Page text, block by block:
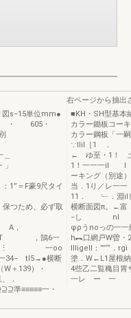
図s−15単位mm●
一 ・ 605・
9尺タイ
必ず取
，鵠6一
。N°⋮ 一oo
34− tl5→●横断
＋139）・
．
≡≡≡≡≡一・
右ページから抽出
■KH・SH型
カラー鋤板コー
カラー鋼板「一
∵IIil［
← ゆ至
1！一一一il I
ーキング（別
当．1り／レ一一
11． ﹂．淵iI
横断面図π。←
−し nI
φρうnoっの一一
h︻口網戸W曽
llligell：””“’．
塗．W←L1屋根
4些乙二覧穐
一レ ー